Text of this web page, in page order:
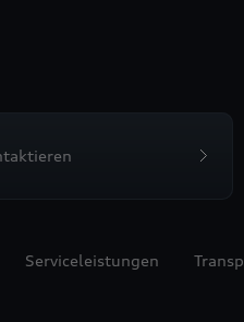
Serviceleistungen